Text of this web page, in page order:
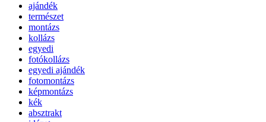
ajándék
természet
montázs
kollázs
egyedi
fotókollázs
egyedi ajándék
fotomontázs
képmontázs
kék
absztrakt